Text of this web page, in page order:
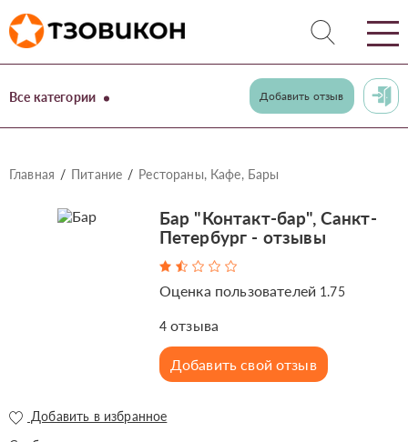
Все категории Добавить отзыв
Главная Питание Рестораны, Кафе, Бары
Бар "Контакт-бар", Санкт-
Петербург - отзывы
Оценка пользователей 1.75
4отзыва
Добавить свой отзыв
Добавить в избранное